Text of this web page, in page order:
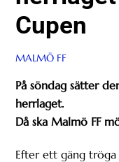
Cupen
MALMÖ FF
På söndag sätter
herrlaget.
Då ska Malmö FF
Efter ett gäng tröga